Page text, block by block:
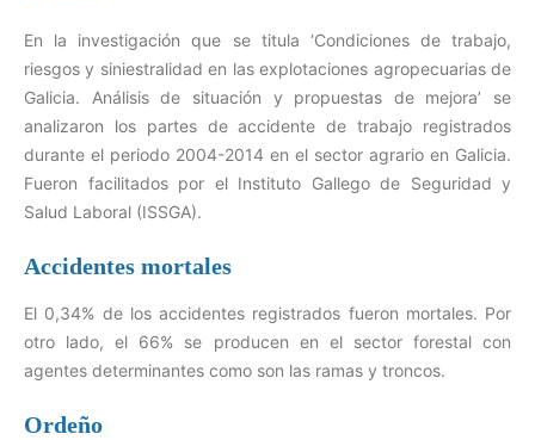
En la investigación que se titula ‘Condiciones de trabajo,
riesgos y siniestralidad en las explotaciones agropecuarias de
Galicia. Análisis de situación y propuestas de mejora’ se
analizaron los partes de accidente de trabajo registrados
durante el periodo 2004-2014 en el sector agrario en Galicia.
Fueron facilitados por el Instituto Gallego de Seguridad y
Salud Laboral (ISSGA).
Accidentes mortales
El 0,34% de los accidentes registrados fueron mortales. Por
otro lado, el 66% se producen en el sector forestal con
agentes determinantes como son las ramas y troncos.
Ordeño